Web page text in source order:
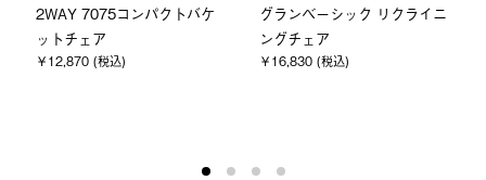
2WAY 7075コンパクトバケ
ットチェア
￥12,870 (税込)
グランベーシック リクライニ
ングチェア
￥16,830 (税込)